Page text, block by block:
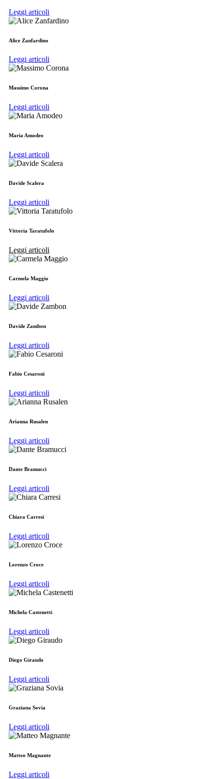
Leggi articoli
Alice Zanfardino
Leggi articoli
Massimo Corona
Leggi articoli
Maria Amodeo
Leggi articoli
Davide Scalera
Leggi articoli
Vittoria Taratufolo
Leggi articoli
Carmela Maggio
Leggi articoli
Davide Zambon
Leggi articoli
Fabio Cesaroni
Leggi articoli
Arianna Rusalen
Leggi articoli
Dante Bramucci
Leggi articoli
Chiara Carresi
Leggi articoli
Lorenzo Croce
Leggi articoli
Michela Castenetti
Leggi articoli
Diego Giraudo
Leggi articoli
Graziana Sovia
Leggi articoli
Matteo Magnante
Leggi articoli